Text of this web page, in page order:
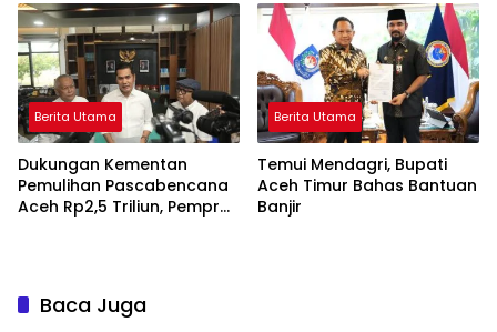
Berita Utama
Dukungan Kementan
Pemulihan Pascabencana
Aceh Rp2,5 Triliun, Pemprov
Berita Utama
Temui Mendagri, Bupati
Aceh Timur Bahas Bantuan
Banjir
Baca Juga